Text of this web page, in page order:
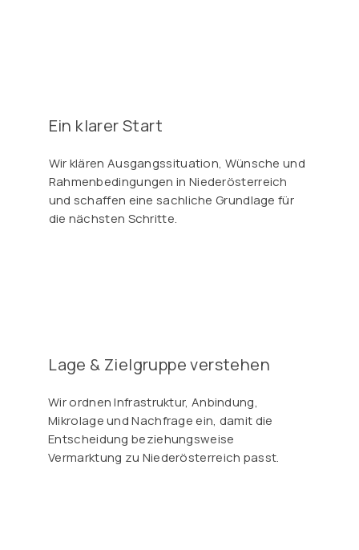
Ein klarer Start
Wir klären Ausgangssituation, Wünsche und
Rahmenbedingungen in Niederösterreich
und schaffen eine sachliche Grundlage für
die nächsten Schritte.
Lage & Zielgruppe verstehen
Wir ordnen Infrastruktur, Anbindung,
Mikrolage und Nachfrage ein, damit die
Entscheidung beziehungsweise
Vermarktung zu Niederösterreich passt.